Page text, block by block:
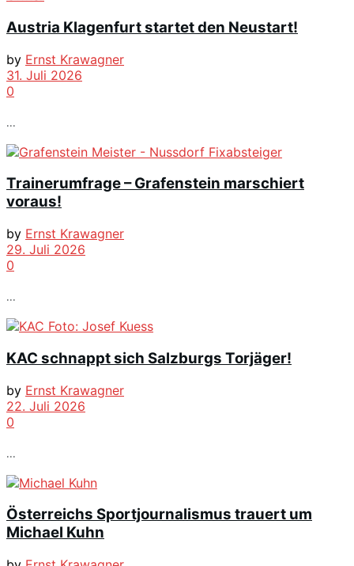
Austria Klagenfurt startet den Neustart!
by Ernst Krawagner
31. Juli 2026
0
...
Trainerumfrage – Grafenstein marschiert
voraus!
by Ernst Krawagner
29. Juli 2026
0
...
KAC schnappt sich Salzburgs Torjäger!
by Ernst Krawagner
22. Juli 2026
0
...
Österreichs Sportjournalismus trauert um
Michael Kuhn